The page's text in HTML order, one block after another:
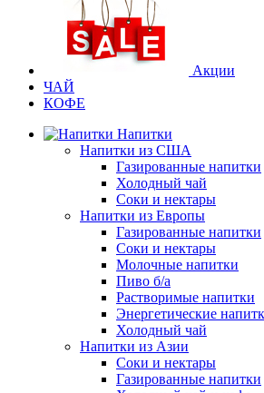
Акции
ЧАЙ
КОФЕ
Напитки
Напитки из США
Газированные напитки
Холодный чай
Соки и нектары
Напитки из Европы
Газированные напитки
Соки и нектары
Молочные напитки
Пиво б/а
Растворимые напитки
Энергетические
Холодный чай
Напитки из Азии
Соки и нектары
Газированные напитки